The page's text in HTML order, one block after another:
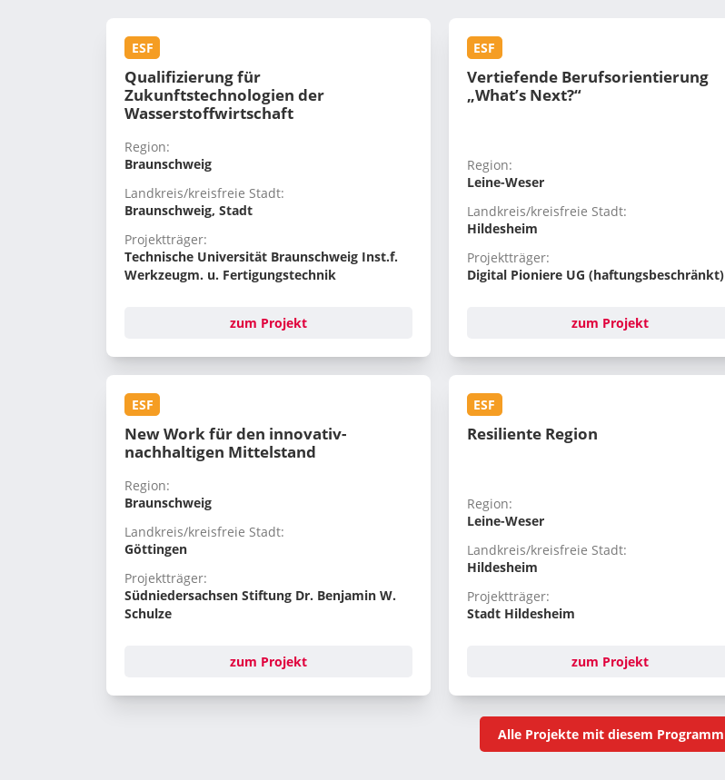
ESF
Qualifizierung für
Zukunftstechnologien der
Wasserstoffwirtschaft
Region:
Braunschweig
Landkreis/kreisfreie Stadt:
Braunschweig, Stadt
Projektträger:
Technische Universität Braunschweig Inst.f.
Werkzeugm. u. Fertigungstechnik
zum Projekt
ESF
Vertiefende Berufsorientierung
„What’s Next?“
Region:
Leine-Weser
Landkreis/kreisfreie Stadt:
Hildesheim
Projektträger:
Digital Pioniere UG (haftungsbeschränkt)
zum Projekt
ESF
New Work für den innovativ-
nachhaltigen Mittelstand
Region:
Braunschweig
Landkreis/kreisfreie Stadt:
Göttingen
Projektträger:
Südniedersachsen Stiftung Dr. Benjamin W.
Schulze
zum Projekt
ESF
Resiliente Region
Region:
Leine-Weser
Landkreis/kreisfreie Stadt:
Hildesheim
Projektträger:
Stadt Hildesheim
zum Projekt
Alle Projekte mit diesem Programm